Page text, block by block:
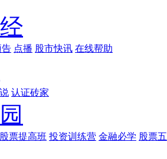
告 点播 股市快讯 在线帮助
认证砖家
股票提高班 投资训练营 金融必学 股票